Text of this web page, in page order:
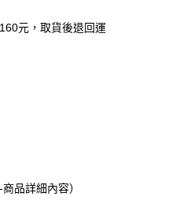
付方式。 讓您購物簡單
至「AFTEE先享後
成結帳。
結，可透過四大超商
易完成。
需要取消訂單，請聯
有效，需透過AFTEE
元，取貨後退回運
品詳細內容）